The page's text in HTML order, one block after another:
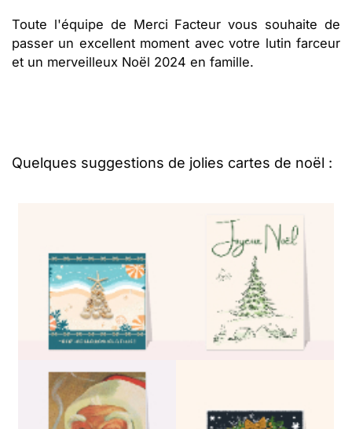
Toute l'équipe de Merci Facteur vous souhaite de
passer un excellent moment avec votre lutin farceur
et un merveilleux Noël 2024 en famille.
Quelques suggestions de jolies cartes de noël :